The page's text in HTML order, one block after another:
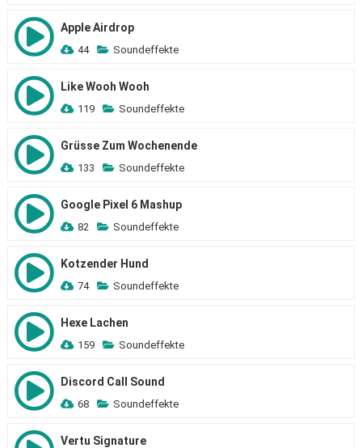
Apple Airdrop
44 Soundeffekte
Like Wooh Wooh
119 Soundeffekte
Grüsse Zum Wochenende
133 Soundeffekte
Google Pixel 6 Mashup
82 Soundeffekte
Kotzender Hund
74 Soundeffekte
Hexe Lachen
159 Soundeffekte
Discord Call Sound
68 Soundeffekte
Vertu Signature